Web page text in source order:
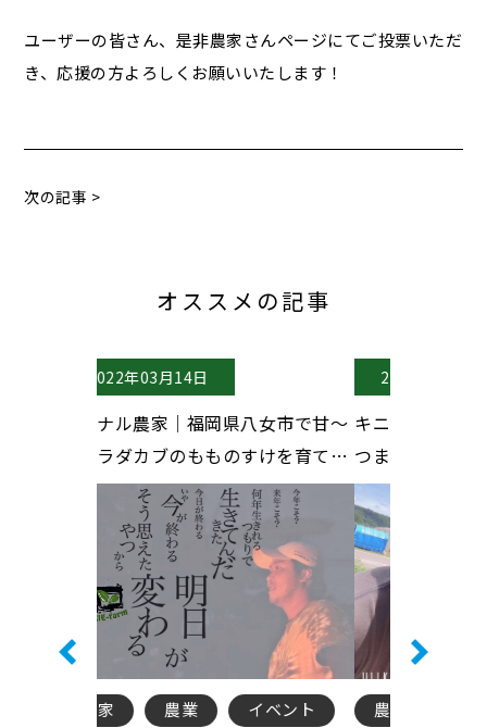
ユーザーの皆さん、是非農家さんページにてご投票いただ
き、応援の方よろしくお願いいたします！
次の記事 >
オススメの記事
県八女市で甘～
のすけを育てて
イベント
2022年03月28日
キニナル農家｜栃木県で美味しいさ
つまいもベニハルカを育てる農家夫
婦、手塚farmさん♪
農家
農業